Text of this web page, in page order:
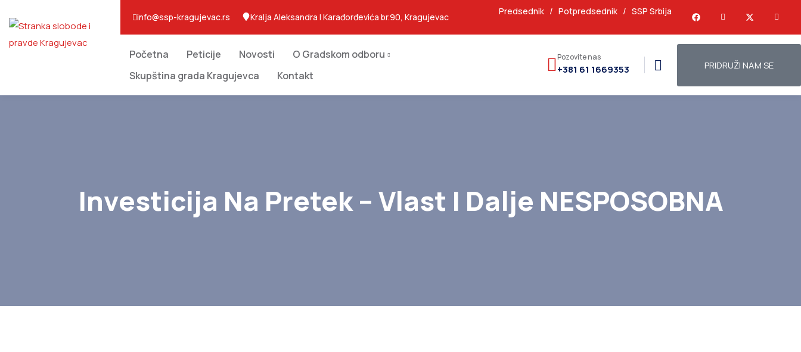
info@ssp-kragujevac.rs Kralja Aleksandra I Karađorđevića br.90, Kragujevac
Predsednik/ Potpredsednik/ SSP Srbija
Početna Peticije Novosti
O Gradskom odboru
Skupština grada Kragujevca
Kontakt
Pozovite nas
+381 61 1669353 PRIDRUŽI NAM SE
Investicija Na Pretek – Vlast I Dalje NESPOSOBNA